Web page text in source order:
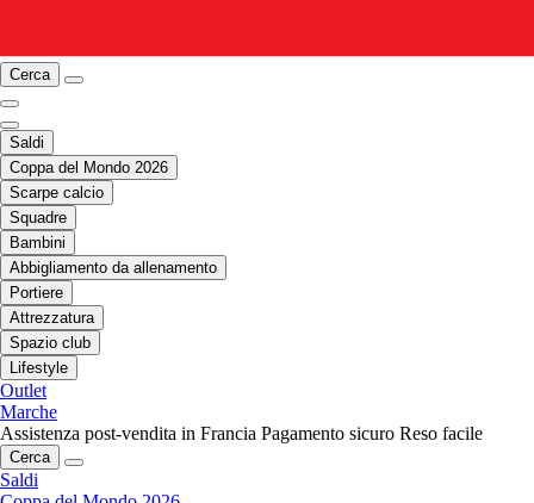
Cerca
Saldi
Coppa del Mondo 2026
Scarpe calcio
Squadre
Bambini
Abbigliamento da allenamento
Portiere
Attrezzatura
Spazio club
Lifestyle
Outlet
Marche
Assistenza post-vendita in Francia Pagamento sicuro Reso facile
Cerca
Saldi